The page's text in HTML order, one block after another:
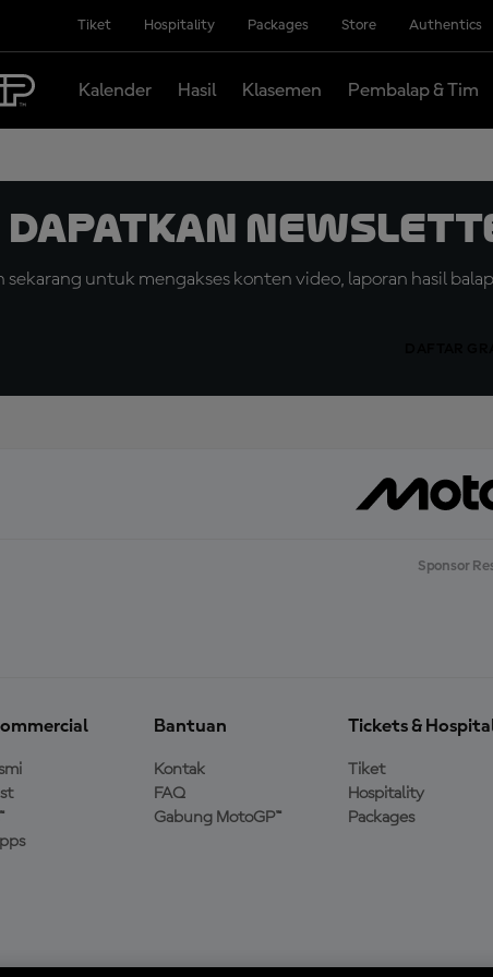
Tiket Hospitality Packages Store Authentics
Kalender Hasil Klasemen Pembalap & Tim
Dapatkan
sekarang untuk mengakses konten video, laporan hasil
Sponsor
Bantuan
Kontak
FAQ
Gabung MotoGP™
Tickets &
Tiket
Hospitality
Packages